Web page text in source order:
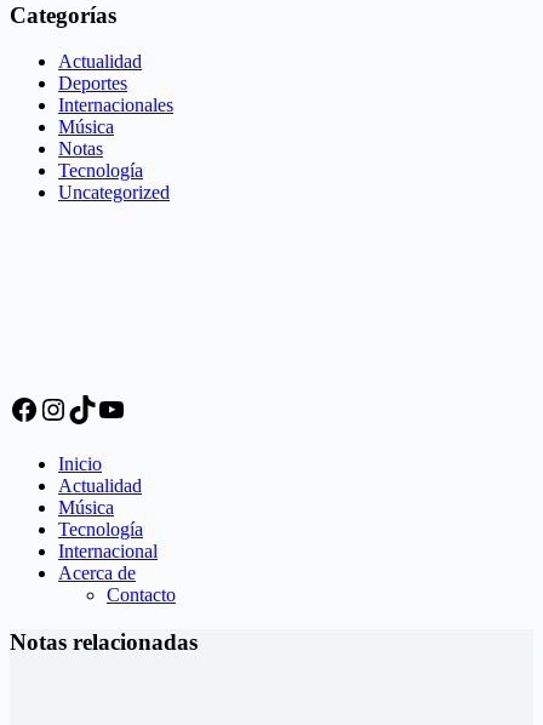
Categorías
Actualidad
Deportes
Internacionales
Música
Notas
Tecnología
Uncategorized
Inicio
Actualidad
Música
Tecnología
Internacional
Acerca de
Contacto
Notas relacionadas